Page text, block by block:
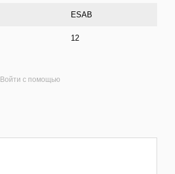
ESAB
12
Войти с помощью